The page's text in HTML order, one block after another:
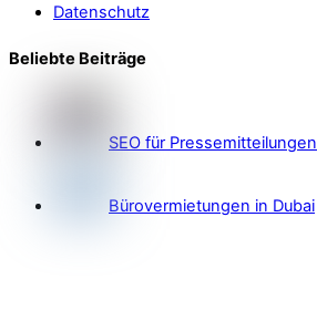
Datenschutz
Beliebte Beiträge
SEO für Pressemitteilungen
Bürovermietungen in Dubai